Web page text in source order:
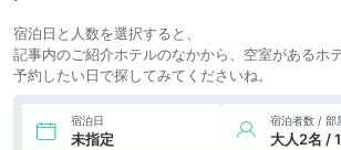
宿泊日と人数を選択すると、
記事内のご紹介ホテルのなかから、空室があるホ
予約したい日で探してみてくださいね。
宿泊日
未指定
宿泊者数 / 部
大人2名 /